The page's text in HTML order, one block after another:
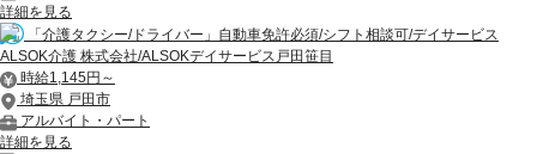
詳細を見る
「介護タクシー/ドライバー」自動車免許必須/シフト相談可/デイサービス
ALSOK介護 株式会社/ALSOKデイサービス戸田笹目
時給1,145円～
埼玉県 戸田市
アルバイト・パート
詳細を見る